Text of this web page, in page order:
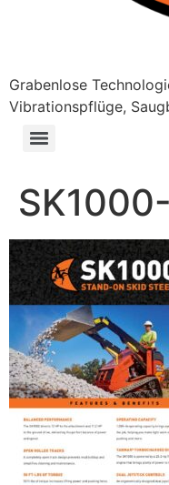
Grabenlose
Vibrationspflüge,